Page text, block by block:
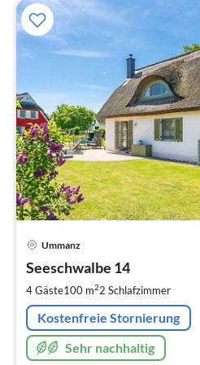
Ummanz
Seeschwalbe 14
4 Gäste100 m22 Schlafzimmer
Kostenfreie Stornierung
Sehr nachhaltig